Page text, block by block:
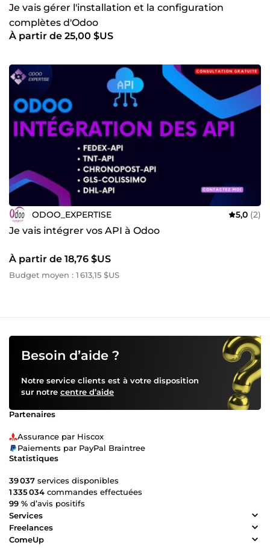
Je vais gérer l'installation et la configuration
complètes d'Odoo
À partir de 25,00 $US
ODOO_EXPERTISE 5,0 (2)
Je vais intégrer vos API à Odoo
À partir de 18,76 $US
Budget moyen : 1 613,15 $US
Besoin d’aide ?
Notre service clients est à votre disposition
sur notre centre d’aide
Partenaires
Assurance par Hiscox
Paiements par PayPal Braintree
Statistiques
39 037 services disponibles
1 335 034 commandes effectuées
99 % d’avis positifs
Services
Freelances
ComeUp